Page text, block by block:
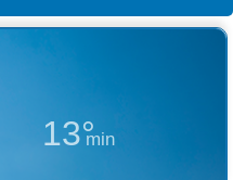
13°
min